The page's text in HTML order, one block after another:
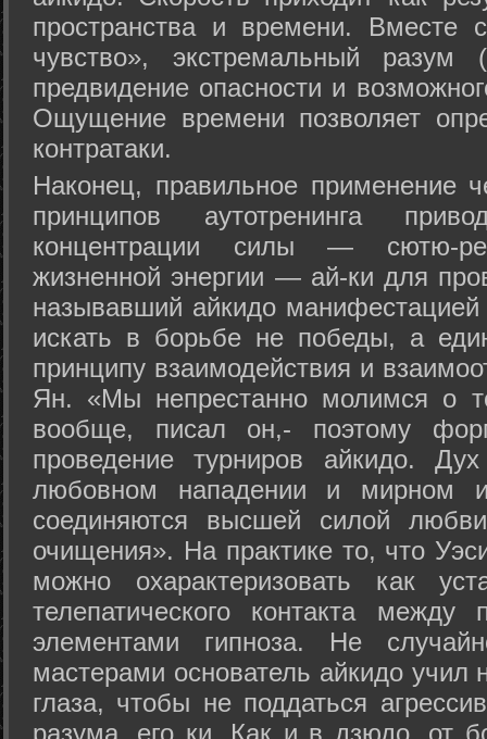
пространства и времени. Вместе
чувство», экстремальный разум
предвидение опасности и
Ощущение времени позволяет
контратаки.
Наконец, правильное применение
принципов аутотренинга
концентрации силы — сютю-
жизненной энергии — ай-ки для
называвший айкидо
искать в борьбе не победы, а
принципу взаимодействия и
Ян. «Мы непрестанно молимся о
вообще, писал он,- поэтому
проведение турниров айкидо.
любовном нападении и мирном
соединяются высшей силой
очищения». На практике то, что
можно охарактеризовать как
телепатического контакта между
элементами гипноза. Не
мастерами основатель айкидо учил
глаза, чтобы не поддаться
разума, его ки. Как и в дзюдо, от